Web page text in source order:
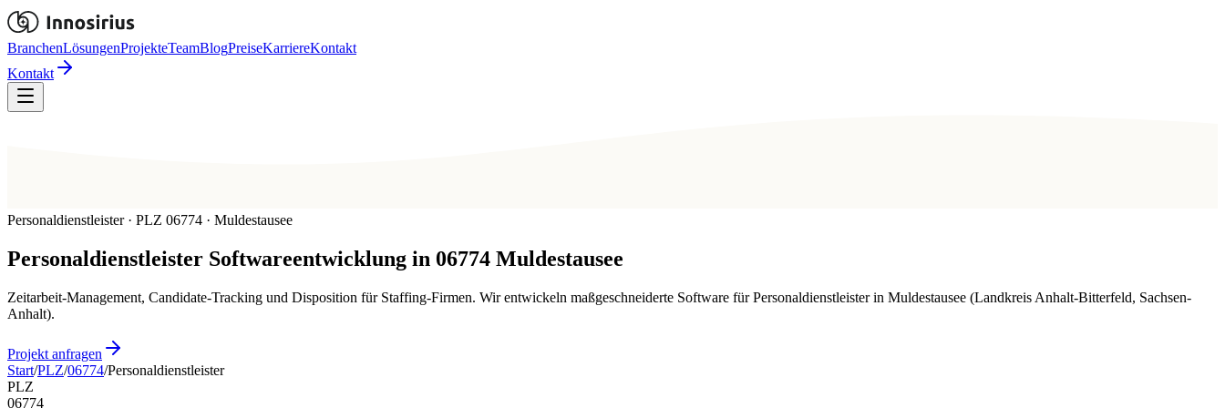
BranchenLösungenProjekteTeamBlogPreiseKarriereKontakt
Kontakt
Personaldienstleister · PLZ 06774 · Muldestausee
Personaldienstleister Softwareentwicklung in 06774 Muldestausee
Zeitarbeit-Management, Candidate-Tracking und Disposition für Staffing-Firmen. Wir entwickeln maßgeschneiderte Software für Personaldienstleister in Muldestausee (Landkreis Anhalt-Bitterfeld, Sachsen-
Anhalt).
Projekt anfragen
Start/PLZ/06774/Personaldienstleister
PLZ
06774